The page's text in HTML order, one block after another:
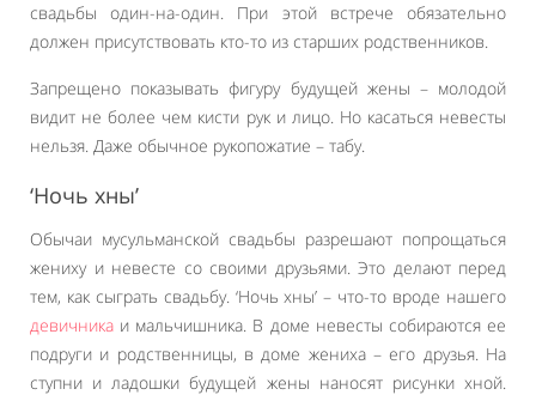
свадьбы один-на-один. При этой встрече обязательно
должен присутствовать кто-то из старших родственников.
Запрещено показывать фигуру будущей жены – молодой
видит не более чем кисти рук и лицо. Но касаться невесты
нельзя. Даже обычное рукопожатие – табу.
‘Ночь хны’
Обычаи мусульманской свадьбы разрешают попрощаться
жениху и невесте со своими друзьями. Это делают перед
тем, как сыграть свадьбу. ‘Ночь хны’ – что-то вроде нашего
девичника и мальчишника. В доме невесты собираются ее
подруги и родственницы, в доме жениха – его друзья. На
ступни и ладошки будущей жены наносят рисунки хной.